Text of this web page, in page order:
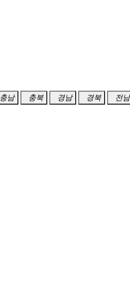
충남 충북 경남 경북 전남